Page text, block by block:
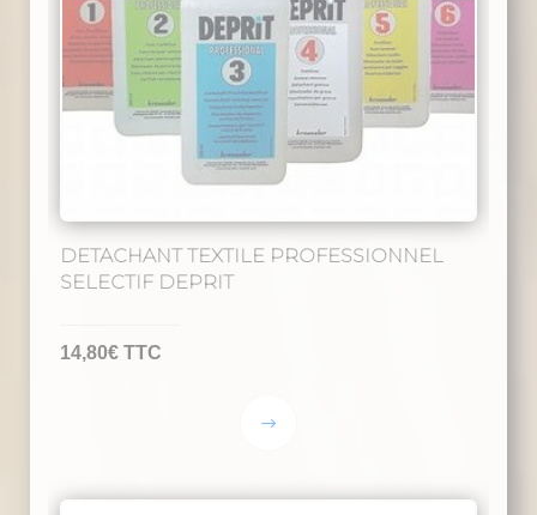
DETACHANT TEXTILE PROFESSIONNEL
SELECTIF DEPRIT
14,80€ TTC
Ce